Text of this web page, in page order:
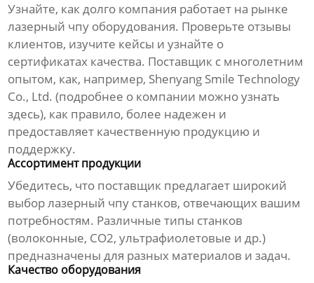
Узнайте, как долго компания работает на рынке
лазерный чпу оборудования. Проверьте отзывы
клиентов, изучите кейсы и узнайте о
сертификатах качества. Поставщик с многолетним
опытом, как, например, Shenyang Smile Technology
Co., Ltd. (подробнее о компании можно узнать
здесь), как правило, более надежен и
предоставляет качественную продукцию и
поддержку.
Ассортимент продукции
Убедитесь, что поставщик предлагает широкий
выборлазерный чпу станков, отвечающих вашим
потребностям. Различные типы станков
(волоконные, CO2, ультрафиолетовые и др.)
предназначены для разных материалов и задач.
Качество оборудования